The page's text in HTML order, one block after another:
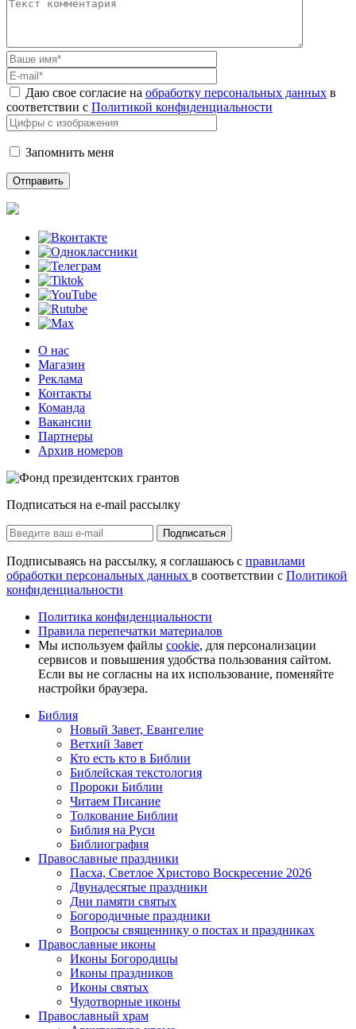
Даю свое согласие на обработку персональных данных в
соответствии с Политикой конфиденциальности
Запомнить меня
О нас
Магазин
Реклама
Контакты
Команда
Вакансии
Партнеры
Архив номеров
Подписаться на e-mail рассылку
Подписаться
Подписываясь на рассылку, я соглашаюсь с правилами
обработки персональных данных в соответствии с Политикой
конфиденциальности
Политика конфиденциальности
Правила перепечатки материалов
Мы используем файлы cookie, для персонализации
сервисов и повышения удобства пользования сайтом.
Если вы не согласны на их использование, поменяйте
настройки браузера.
Библия
Новый Завет, Евангелие
Ветхий Завет
Кто есть кто в Библии
Библейская текстология
Пророки Библии
Читаем Писание
Толкование Библии
Библия на Руси
Библиография
Православные праздники
Пасха, Светлое Христово Воскресение 2026
Двунадесятые праздники
Дни памяти святых
Богородичные праздники
Вопросы священнику о постах и праздниках
Православные иконы
Иконы Богородицы
Иконы праздников
Иконы святых
Чудотворные иконы
Православный храм